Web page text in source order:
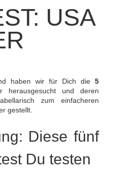
USA
haben wir für Dich die 5
und deren
zum einfacheren
gestellt.
Diese fünf
Du testen